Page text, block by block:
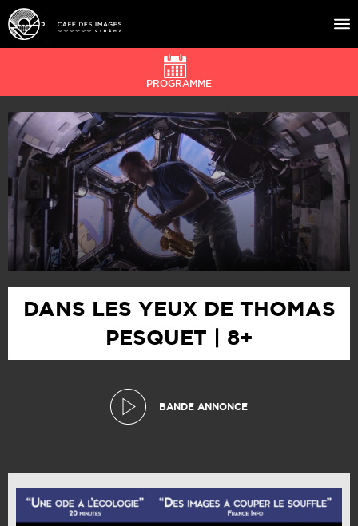
À L’AFFICHE
ÉVÉNEMENTS
CAFÉ DU CINÉ
PRATIQUE
ÉDUCATION AUX IMAGES
DANS LES YEUX DE THOMAS
PESQUET | 8+
BANDE ANNONCE
PROGRAMME